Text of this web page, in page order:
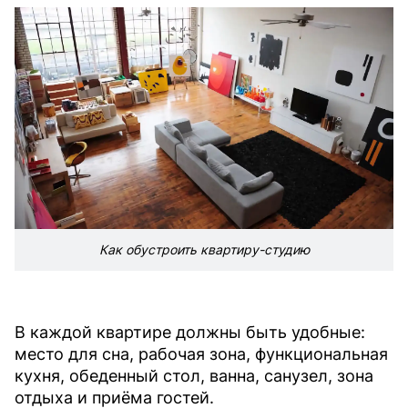
Как обустроить квартиру-студию
В каждой квартире должны быть удобные:
место для сна, рабочая зона, функциональная
кухня, обеденный стол, ванна, санузел, зона
отдыха и приёма гостей.